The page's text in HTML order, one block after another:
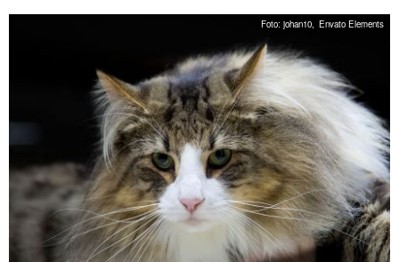
Foto: johan10, Envato Elements